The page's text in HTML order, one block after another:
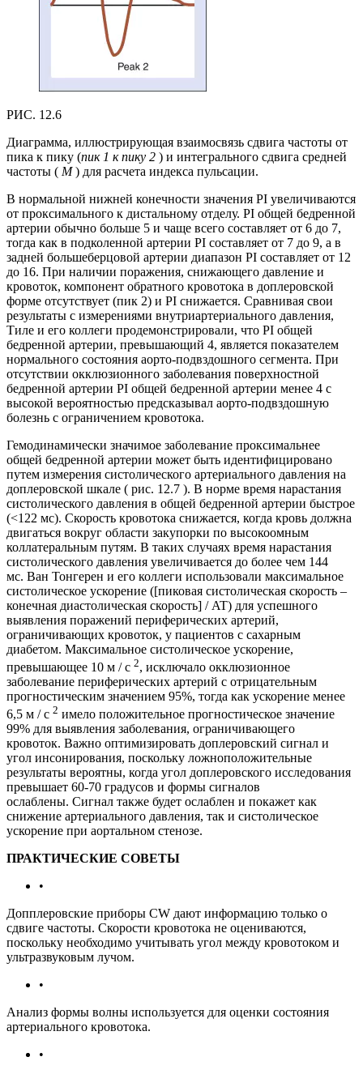
РИС. 12.6
Диаграмма, иллюстрирующая взаимосвязь сдвига частоты от
пика к пику (пик 1 к пику 2 ) и интегрального сдвига средней
частоты ( M) для расчета индекса пульсации.
В нормальной нижней конечности значения PI увеличиваются
от проксимального к дистальному отделу. PI общей бедренной
артерии обычно больше 5 и чаще всего составляет от 6 до 7,
тогда как в подколенной артерии PI составляет от 7 до 9, а в
задней большеберцовой артерии диапазон PI составляет от 12
до 16. При наличии поражения, снижающего давление и
кровоток, компонент обратного кровотока в доплеровской
форме отсутствует (пик 2) и PI снижается. Сравнивая свои
результаты с измерениями внутриартериального давления,
Тиле и его коллеги продемонстрировали, что PI общей
бедренной артерии, превышающий 4, является показателем
нормального состояния аорто-подвздошного сегмента. При
отсутствии окклюзионного заболевания поверхностной
бедренной артерии PI общей бедренной артерии менее 4 с
высокой вероятностью предсказывал аорто-подвздошную
болезнь с ограничением кровотока.
Гемодинамически значимое заболевание проксимальнее
общей бедренной артерии может быть идентифицировано
путем измерения систолического артериального давления на
доплеровской шкале ( рис. 12.7 ). В норме время нарастания
систолического давления в общей бедренной артерии быстрое
(<122 мс). Скорость кровотока снижается, когда кровь должна
двигаться вокруг области закупорки по высокоомным
коллатеральным путям. В таких случаях время нарастания
систолического давления увеличивается до более чем 144
мс. Ван Тонгерен и его коллеги использовали максимальное
систолическое ускорение ([пиковая систолическая скорость –
конечная диастолическая скорость] / AT) для успешного
выявления поражений периферических артерий,
ограничивающих кровоток, у пациентов с сахарным
диабетом. Максимальное систолическое ускорение,
превышающее 10 м / с 2, исключало окклюзионное
заболевание периферических артерий с отрицательным
прогностическим значением 95%, тогда как ускорение менее
6,5 м / с 2 имело положительное прогностическое значение
99% для выявления заболевания, ограничивающего
кровоток. Важно оптимизировать доплеровский сигнал и
угол инсонирования, поскольку ложноположительные
результаты вероятны, когда угол доплеровского исследования
превышает 60-70 градусов и формы сигналов
ослаблены. Сигнал также будет ослаблен и покажет как
снижение артериального давления, так и систолическое
ускорение при аортальном стенозе.
ПРАКТИЧЕСКИЕ СОВЕТЫ
•
Допплеровские приборы CW дают информацию только о
сдвиге частоты. Скорости кровотока не оцениваются,
поскольку необходимо учитывать угол между кровотоком и
ультразвуковым лучом.
•
Анализ формы волны используется для оценки состояния
артериального кровотока.
•